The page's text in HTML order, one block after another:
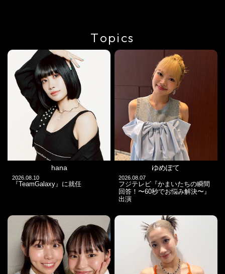
hana
2026.08.10
『TeamGalaxy』に就任
ゆめぽて
2026.08.07
フジテレビ『かまいたちの瞬間
回答！〜60秒でお悩み解決〜』
出演